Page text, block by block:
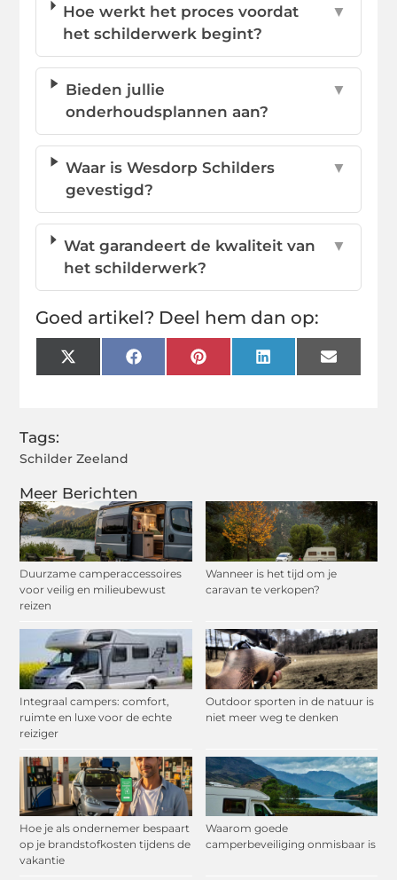
Meer Berichten
Duurzame camperaccessoires
voor veilig en milieubewust
reizen
Wanneer is het tijd om je
caravan te verkopen?
Integraal campers: comfort,
ruimte en luxe voor de echte
reiziger
Outdoor sporten in de natuur is
niet meer weg te denken
Hoe je als ondernemer bespaart
op je brandstofkosten tijdens de
vakantie
Waarom goede
camperbeveiliging onmisbaar is
Hoe werkt het proces voordat
het schilderwerk begint?
▼
Bieden jullie
onderhoudsplannen aan?
▼
Waar is Wesdorp Schilders
gevestigd?
▼
Wat garandeert de kwaliteit van
het schilderwerk?
▼
Goed artikel? Deel hem dan op:
X
(Twitter)
FacebookPinterestLinkedInEmail
Tags:
Schilder Zeeland